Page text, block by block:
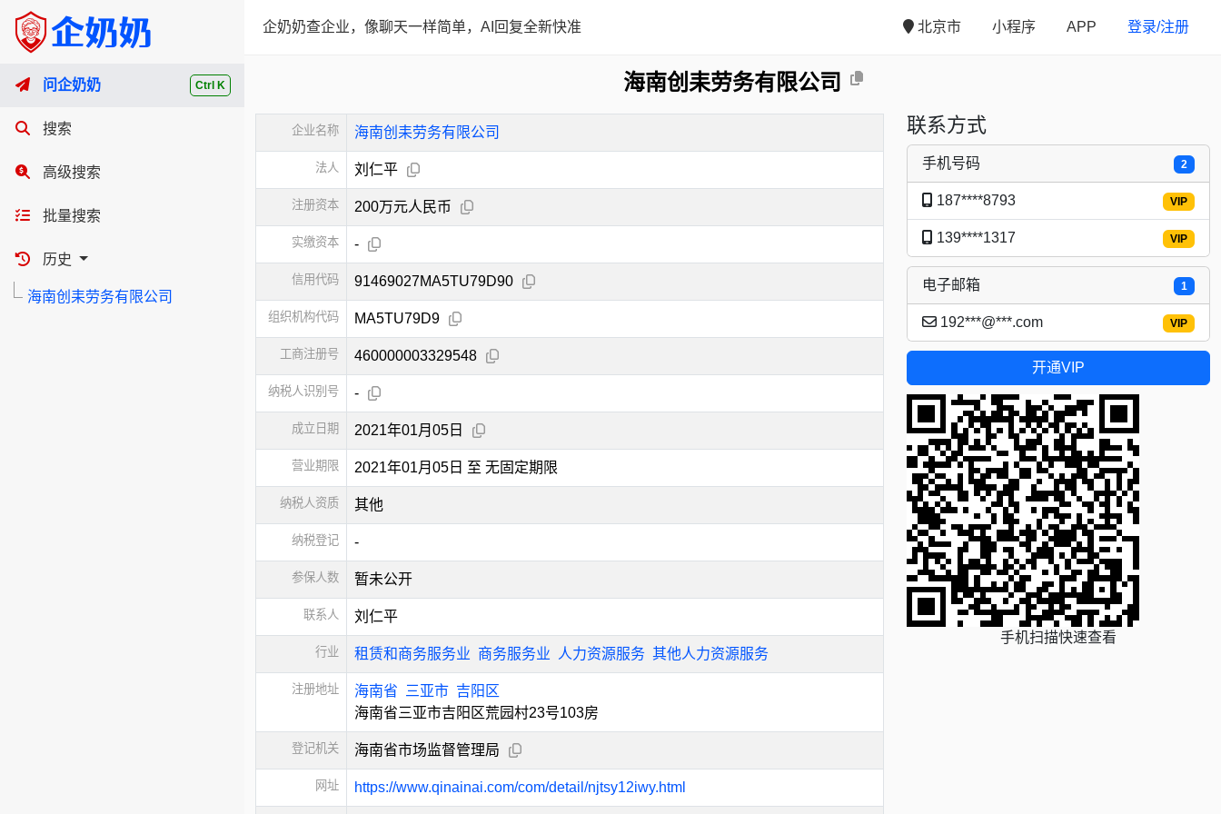
Ctrl K
问企奶奶
搜索
高级搜索
批量搜索
历史
海南创耒劳务有限公司
企奶奶查企业，像聊天一样简单，AI回复全新快准 北京市 小程序 APP 登录/注册
海南创耒劳务有限公司
企业名称 海南创耒劳务有限公司
法人 刘仁平
注册资本 200万元人民币
实缴资本 -
信用代码 91469027MA5TU79D90
组织机构代码 MA5TU79D9
工商注册号 460000003329548
纳税人识别号 -
成立日期 2021年01月05日
营业期限 2021年01月05日 至 无固定期限
纳税人资质 其他
纳税登记 -
参保人数 暂未公开
联系人 刘仁平
行业 租赁和商务服务业 商务服务业 人力资源服务 其他人力资源服务
注册地址 海南省 三亚市 吉阳区
海南省三亚市吉阳区荒园村23号103房
登记机关 海南省市场监督管理局
网址 https://www.qinainai.com/com/detail/njtsy12iwy.html
联系方式
2
手机号码
VIP
187****8793
VIP
139****1317
1
电子邮箱
VIP
192***@***.com
开通VIP
手机扫描快速查看